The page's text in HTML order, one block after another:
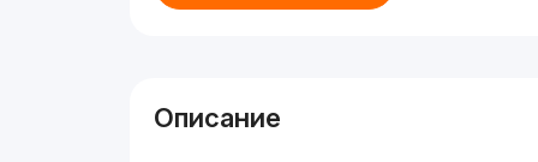
Описание